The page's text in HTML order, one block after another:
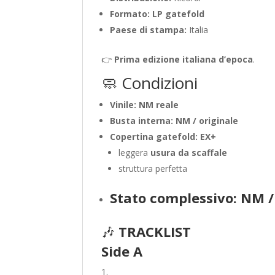
Formato: LP gatefold
Paese di stampa: Italia
👉 Prima edizione italiana d’epoca.
🧼 Condizioni
Vinile: NM reale
Busta interna: NM / originale
Copertina gatefold: EX+
leggera usura da scaffale
struttura perfetta
Stato complessivo: NM
🎶 TRACKLIST
Side A